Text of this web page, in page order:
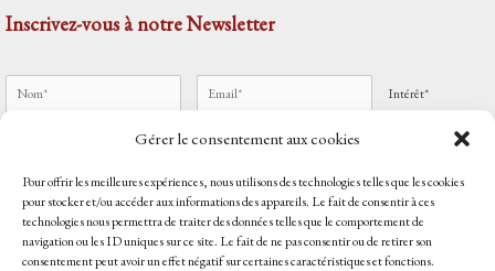
Gérer le consentement aux cookies
Pour offrir les meilleures expériences, nous utilisons des technologies telles que les cookies
pour stocker et/ou accéder aux informations des appareils. Le fait de consentir à ces
technologies nous permettra de traiter des données telles que le comportement de
navigation ou les ID uniques sur ce site. Le fait de ne pas consentir ou de retirer son
consentement peut avoir un effet négatif sur certaines caractéristiques et fonctions.
Inscrivez-vous à notre Newsletter
Intérêt*
J'accepteles mentions légales
Accueil
Qui sommes-nous ?